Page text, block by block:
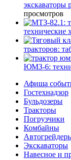
экскаваторы
просмотров
технические
тракторов:
ЮМЗ-6:
Афиша
Гостехнадзор
Бульдозеры
Тракторы
Погрузчики
Комбайны
Экскаваторы
Навесное и